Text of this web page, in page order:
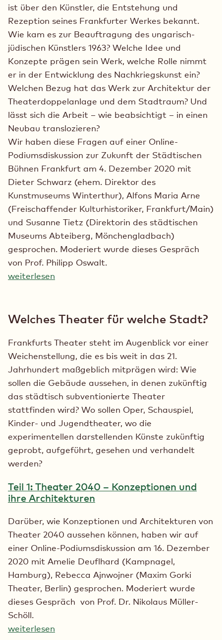
ist über den Künstler, die Entstehung und
Rezeption seines Frankfurter Werkes bekannt.
Wie kam es zur Beauftragung des ungarisch-
jüdischen Künstlers 1963? Welche Idee und
Konzepte prägen sein Werk, welche Rolle nimmt
er in der Entwicklung des Nachkriegskunst ein?
Welchen Bezug hat das Werk zur Architektur der
Theaterdoppelanlage und dem Stadtraum? Und
lässt sich die Arbeit – wie beabsichtigt – in einen
Neubau translozieren?
Wir haben diese Fragen auf einer Online-
Podiumsdiskussion zur Zukunft der Städtischen
Bühnen Frankfurt am 4. Dezember 2020 mit
Dieter Schwarz (ehem. Direktor des
Kunstmuseums Winterthur), Alfons Maria Arne
(Freischaffender Kulturhistoriker, Frankfurt/Main)
und Susanne Tietz (Direktorin des städtischen
Museums Abteiberg, Mönchengladbach)
gesprochen. Moderiert wurde dieses Gespräch
von Prof. Philipp Oswalt.
weiterlesen
Welches Theater für welche Stadt?
Frankfurts Theater steht im Augenblick vor einer
Weichenstellung, die es bis weit in das 21.
Jahrhundert maßgeblich mitprägen wird: Wie
sollen die Gebäude aussehen, in denen zukünftig
das städtisch subventionierte Theater
stattfinden wird? Wo sollen Oper, Schauspiel,
Kinder- und Jugendtheater, wo die
experimentellen darstellenden Künste zukünftig
geprobt, aufgeführt, gesehen und verhandelt
werden?
Teil 1: Theater 2040 – Konzeptionen und
ihre Architekturen
Darüber, wie Konzeptionen und Architekturen von
Theater 2040 aussehen können, haben wir auf
einer Online-Podiumsdiskussion am 16. Dezember
2020 mit Amelie Deuflhard (Kampnagel,
Hamburg), Rebecca Ajnwojner (Maxim Gorki
Theater, Berlin) gesprochen. Moderiert wurde
dieses Gespräch von Prof. Dr. Nikolaus Müller-
Schöll.
weiterlesen